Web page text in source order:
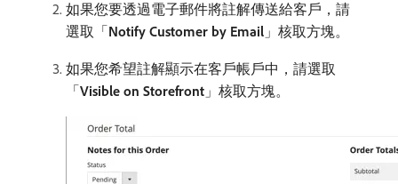
如果您要透過電子郵件將註解傳送給客戶，請
選取「Notify Customer by Email 」核取方塊。
如果您希望註解顯示在客戶帳戶中，請選取
「Visible on Storefront 」核取方塊。